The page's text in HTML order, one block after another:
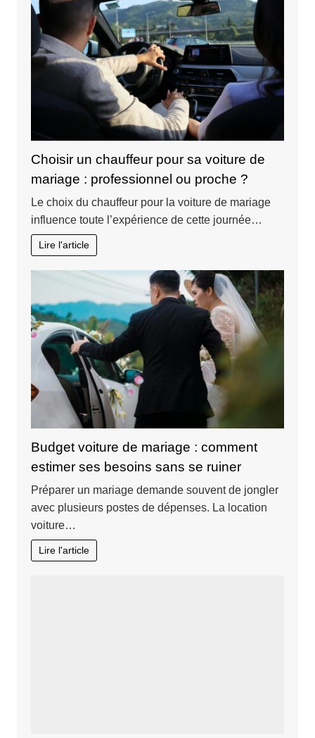
Choisir un chauffeur pour sa voiture de
mariage : professionnel ou proche ?
Le choix du chauffeur pour la voiture de mariage
influence toute l’expérience de cette journée…
Lire l'article
Budget voiture de mariage : comment
estimer ses besoins sans se ruiner
Préparer un mariage demande souvent de jongler
avec plusieurs postes de dépenses. La location
voiture…
Lire l'article